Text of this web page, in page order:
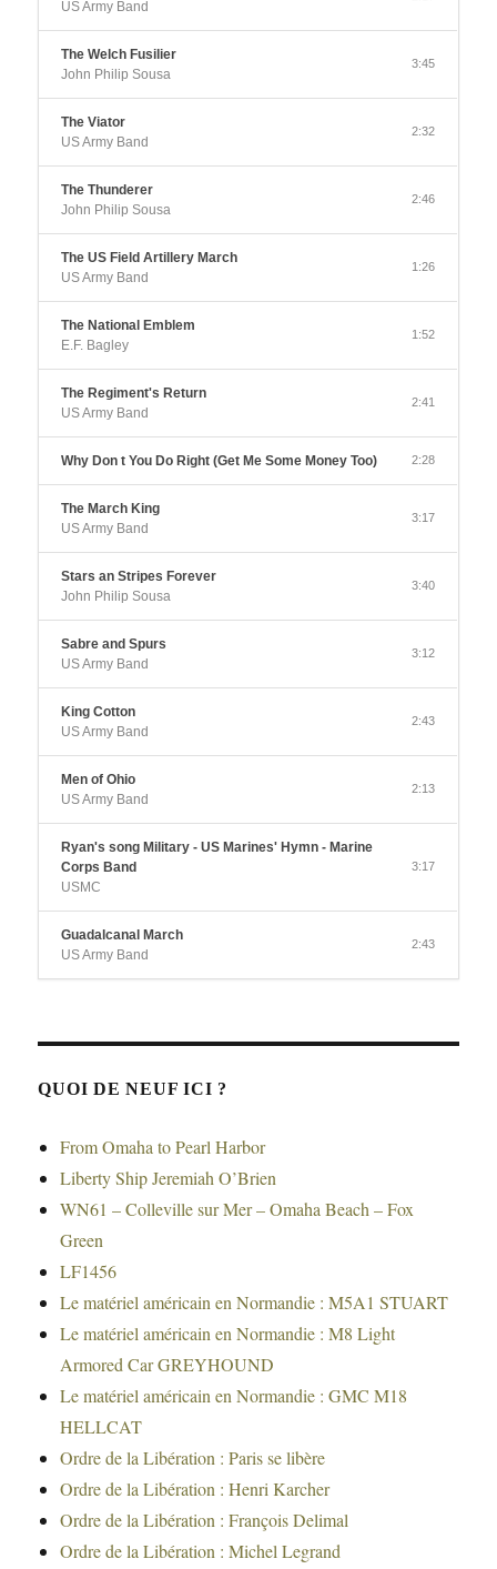
US Army Band
The Welch Fusilier
John Philip Sousa
3:45
The Viator
US Army Band
2:32
The Thunderer
John Philip Sousa
2:46
The US Field Artillery March
US Army Band
1:26
The National Emblem
E.F. Bagley
1:52
The Regiment's Return
US Army Band
2:41
Why Don t You Do Right (Get Me Some Money Too) 2:28
The March King
US Army Band
3:17
Stars an Stripes Forever
John Philip Sousa
3:40
Sabre and Spurs
US Army Band
3:12
King Cotton
US Army Band
2:43
Men of Ohio
US Army Band
2:13
Ryan's song Military - US Marines' Hymn - Marine
Corps Band
USMC
3:17
Guadalcanal March
US Army Band
2:43
QUOI DE NEUF ICI ?
From Omaha to Pearl Harbor
Liberty Ship Jeremiah O’Brien
WN61 – Colleville sur Mer – Omaha Beach – Fox
Green
LF1456
Le matériel américain en Normandie : M5A1 STUART
Le matériel américain en Normandie : M8 Light
Armored Car GREYHOUND
Le matériel américain en Normandie : GMC M18
HELLCAT
Ordre de la Libération : Paris se libère
Ordre de la Libération : Henri Karcher
Ordre de la Libération : François Delimal
Ordre de la Libération : Michel Legrand